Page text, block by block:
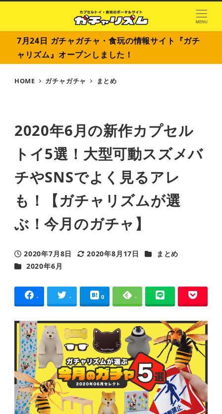
MENU
7月24日 ガチャガチャ・食玩の情報サイト『ガチ
ャリズム』オープンしました！
HOME ガチャガチャ まとめ
2020年6月の新作カプセル
トイ5選！大型可動スズメバ
チやSNSでよく見るアレ
も！【ガチャリズムが選
ぶ！今月のガチャ】
投稿日
2020年7月8日
更新日
2020年8月17日 カテゴリー
まとめ
カテゴリー
2020年6月
- - 0 -